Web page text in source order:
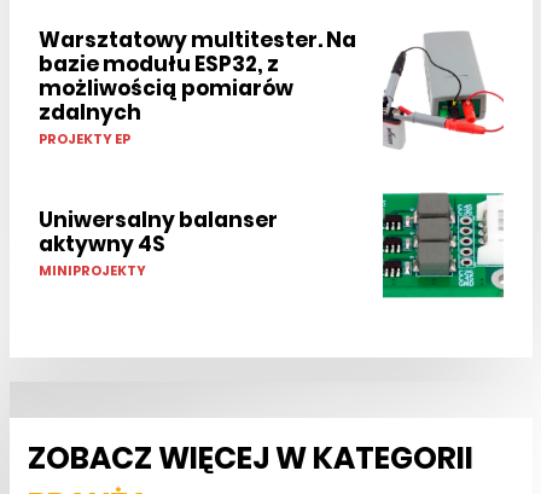
Warsztatowy multitester. Na
bazie modułu ESP32, z
możliwością pomiarów
zdalnych
PROJEKTY EP
Uniwersalny balanser
aktywny 4S
MINIPROJEKTY
ZOBACZ WIĘCEJ W KATEGORII